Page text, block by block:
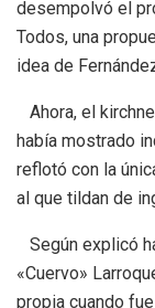
desempolvó el
Todos, una
idea de
Ahora, el
había mostrado
reflotó con la
al que tildan de
Según explicó
«Cuervo»
propia cuando